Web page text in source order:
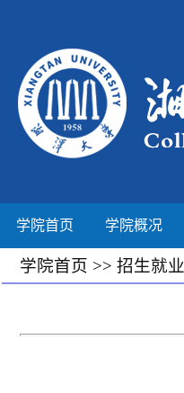
学院首页 学院概况
学院首页 >> 招生就业